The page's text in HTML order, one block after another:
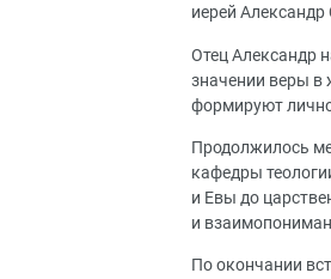
иерей
Отец Александр
значении веры в
формируют
Продолжилось
кафедры
и Евы до
и
По окончании